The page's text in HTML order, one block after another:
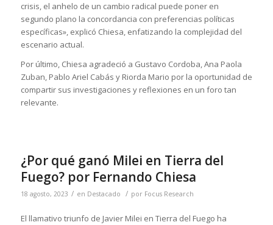
crisis, el anhelo de un cambio radical puede poner en
segundo plano la concordancia con preferencias políticas
específicas», explicó Chiesa, enfatizando la complejidad del
escenario actual.
Por último, Chiesa agradeció a Gustavo Cordoba, Ana Paola
Zuban, Pablo Ariel Cabás y Riorda Mario por la oportunidad de
compartir sus investigaciones y reflexiones en un foro tan
relevante.
¿Por qué ganó Milei en Tierra del
Fuego? por Fernando Chiesa
18 agosto, 2023 / en Destacado / por Focus Research
El llamativo triunfo de Javier Milei en Tierra del Fuego ha